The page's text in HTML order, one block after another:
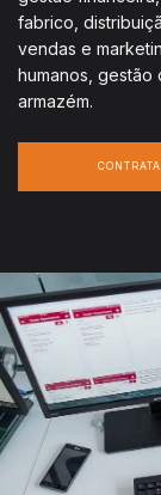
fabrico,
vendas e
humanos,
armazém.